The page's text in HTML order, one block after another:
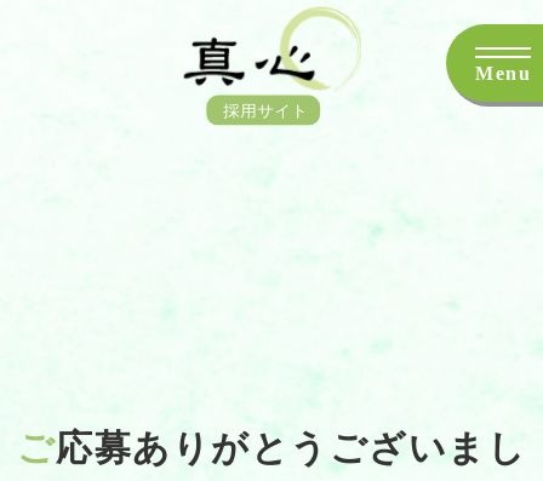
Menu
ご応募ありがとうございまし